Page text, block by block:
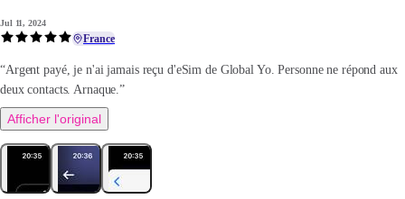
Jul 11, 2024
France
“Argent payé, je n'ai jamais reçu d'eSim de Global Yo. Personne ne répond aux
deux contacts. Arnaque.”
Afficher l'original